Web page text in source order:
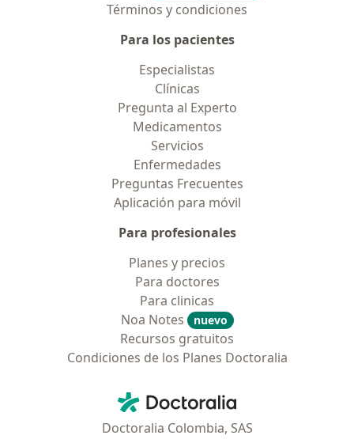
Términos y condiciones
Para los pacientes
Especialistas
Clínicas
Pregunta al Experto
Medicamentos
Servicios
Enfermedades
Preguntas Frecuentes
Aplicación para móvil
Para profesionales
Planes y precios
Para doctores
Para clinicas
Noa Notes
nuevo
Recursos gratuitos
Condiciones de los Planes Doctoralia
Doctoralia - Página de inicio
Doctoralia Colombia, SAS